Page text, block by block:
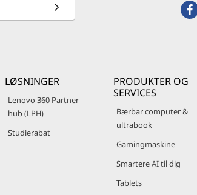
LØSNINGER
Lenovo 360 Partner
hub (LPH)
Studierabat
PRODUKTER OG
SERVICES
Bærbar computer &
ultrabook
Gamingmaskine
Smartere AI til dig
Tablets